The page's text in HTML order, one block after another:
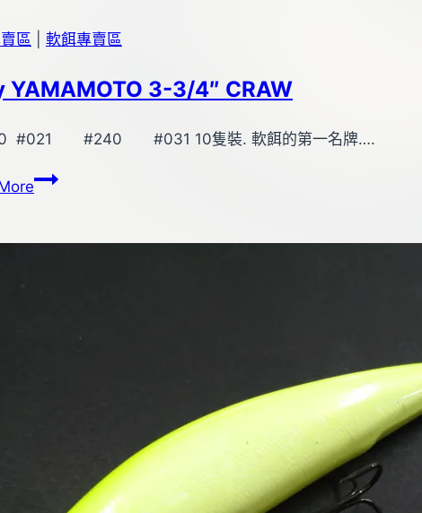
區 軟餌專賣區
YAMAMOTO 3-3/4″ CRAW
#240 #031 10隻裝. 軟餌的第一名牌….
Gary